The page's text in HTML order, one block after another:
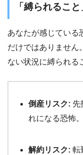
「縛られるこ
あなたが感じている
だけではありません
ない状況に縛られる
倒産リスク: 先
れになる恐怖。
解約リスク: 転